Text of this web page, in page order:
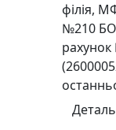
фiлiя,
№210